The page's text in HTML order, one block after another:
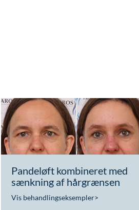
Pandeløft kombineret med
sænkning af hårgrænsen
Vis behandlingseksempler>